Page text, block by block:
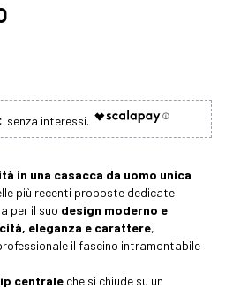
in una casacca da uomo unica
più recenti proposte dedicate
per il suo design moderno e
eleganza e carattere,
il fascino intramontabile
centrale che si chiude su un